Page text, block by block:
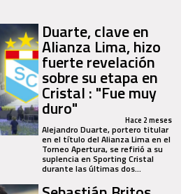
Duarte, clave en
Alianza Lima, hizo
fuerte revelación
sobre su etapa en
Cristal : "Fue muy
duro" Hace 2 meses
Alejandro Duarte, portero titular
en el título del Alianza Lima en el
Torneo Apertura, se refirió a su
suplencia en Sporting Cristal
durante las últimas dos...